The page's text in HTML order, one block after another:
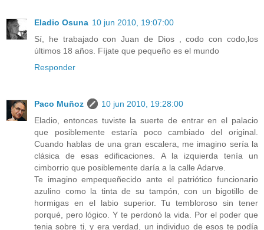
Eladio Osuna 10 jun 2010, 19:07:00
Sí, he trabajado con Juan de Dios , codo con codo,los
últimos 18 años. Fíjate que pequeño es el mundo
Responder
Paco Muñoz
10 jun 2010, 19:28:00
Eladio, entonces tuviste la suerte de entrar en el palacio
que posiblemente estaría poco cambiado del original.
Cuando hablas de una gran escalera, me imagino sería la
clásica de esas edificaciones. A la izquierda tenía un
cimborrio que posiblemente daría a la calle Adarve.
Te imagino empequeñecido ante el patriótico funcionario
azulino como la tinta de su tampón, con un bigotillo de
hormigas en el labio superior. Tu tembloroso sin tener
porqué, pero lógico. Y te perdonó la vida. Por el poder que
tenia sobre ti, y era verdad, un individuo de esos te podía